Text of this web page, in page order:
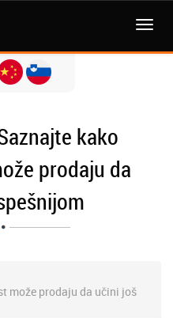
kako
prodaju da
može prodaju da učini još